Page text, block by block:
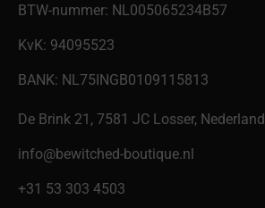
BTW-nummer: NL005065234B57
KvK: 94095523
BANK: NL75INGB0109115813
De Brink 21, 7581 JC Losser, Nederland
info@bewitched-boutique.nl
‎+31 53 303 4503